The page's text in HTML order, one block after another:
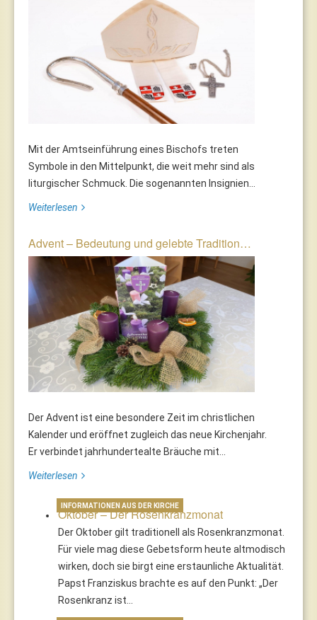
Mit der Amtseinführung eines Bischofs treten
Symbole in den Mittelpunkt, die weit mehr sind als
liturgischer Schmuck. Die sogenannten Insignien...
Weiterlesen
Advent – Bedeutung und gelebte Tradition…
Der Advent ist eine besondere Zeit im christlichen
Kalender und eröffnet zugleich das neue Kirchenjahr.
Er verbindet jahrhundertealte Bräuche mit...
Weiterlesen
Oktober – Der Rosenkranzmonat
Der Oktober gilt traditionell als Rosenkranzmonat.
Für viele mag diese Gebetsform heute altmodisch
wirken, doch sie birgt eine erstaunliche Aktualität.
Papst Franziskus brachte es auf den Punkt: „Der
Rosenkranz ist…
INFORMATIONEN AUS DER KIRCHE